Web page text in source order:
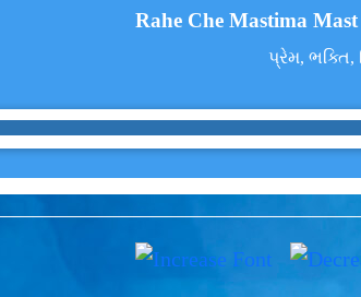
Rahe Che Mastima
પ્રેમ, ભક્તિ,